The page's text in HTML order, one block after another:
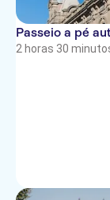
Passeio a pé
2 horas 30